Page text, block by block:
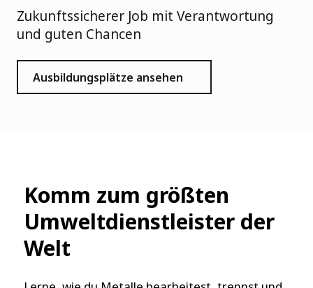
Zukunftssicherer Job mit Verantwortung
und guten Chancen
Ausbildungsplätze ansehen
Komm zum größten
Umweltdienstleister der
Welt